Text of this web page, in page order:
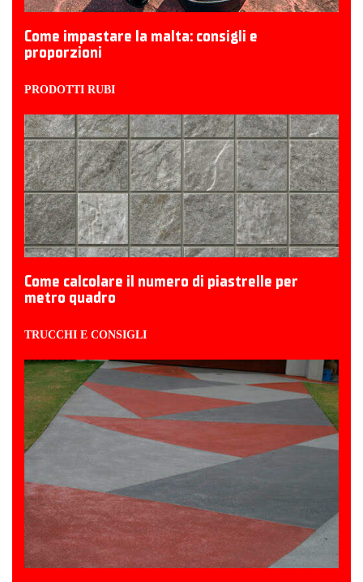
Come impastare la malta: consigli e
proporzioni
PRODOTTI RUBI
Come calcolare il numero di piastrelle per
metro quadro
TRUCCHI E CONSIGLI